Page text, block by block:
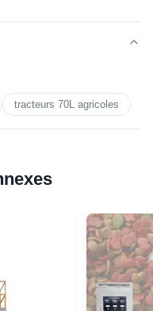
tracteurs 70L agricoles